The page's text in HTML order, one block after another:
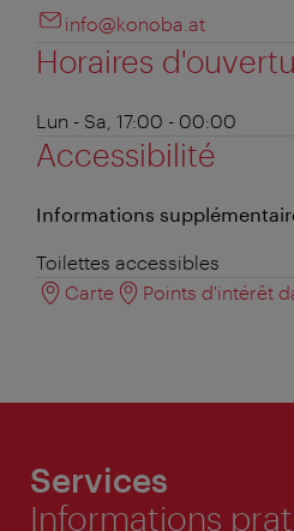
info@konoba.at
Horaires
Lun - Sa, 17:00 - 00:00
Accessibilité
Informations
Toilettes accessibles
Carte
Points d'intérêt
Services
Informations